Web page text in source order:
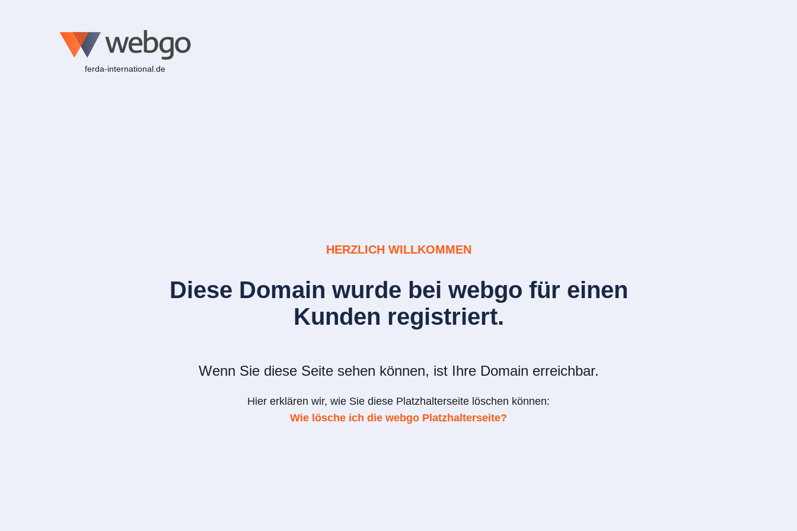
ferda-international.de
HERZLICH WILLKOMMEN
Diese Domain wurde bei webgo für einen
Kunden registriert.
Wenn Sie diese Seite sehen können, ist Ihre Domain erreichbar.
Hier erklären wir, wie Sie diese Platzhalterseite löschen können:
Wie lösche ich die webgo Platzhalterseite?